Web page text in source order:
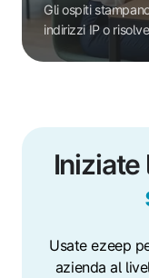
Gli ospiti
indirizzi IP o
Iniziate
Usate ezeep
azienda al